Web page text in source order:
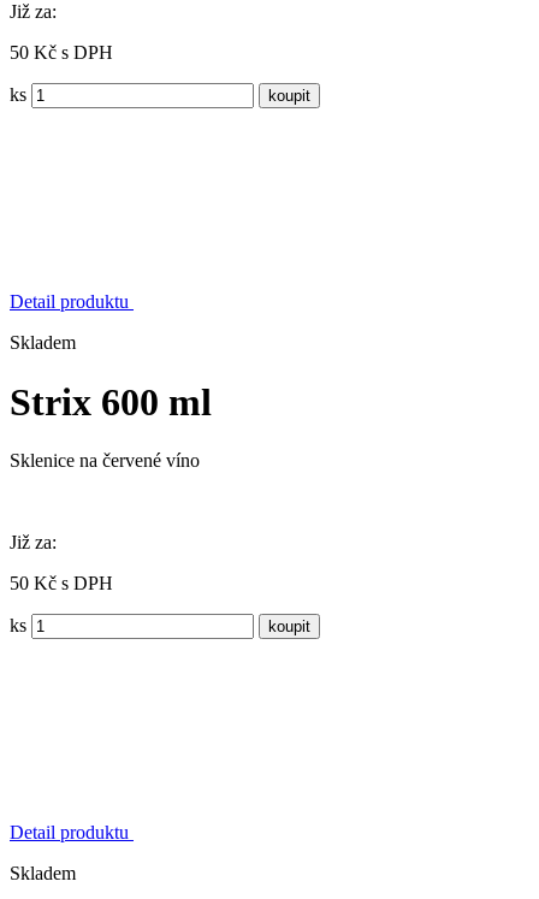
Již za:
50 Kč s DPH
ks
Detail produktu
Skladem
Strix 600 ml
Sklenice na červené víno
Již za:
50 Kč s DPH
ks
Detail produktu
Skladem